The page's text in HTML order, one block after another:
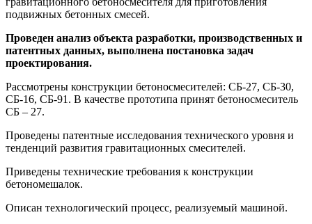
подвижных бетонных смесей.
Проведен анализ объекта разработки, производственных и
патентных данных, выполнена постановка задач
проектирования.
Рассмотрены конструкции бетоносмесителей: СБ-27, СБ-30,
СБ-16, СБ-91. В качестве прототипа принят бетоносмеситель
СБ – 27.
Проведены патентные исследования технического уровня и
тенденций развития гравитационных смесителей.
Приведены технические требования к конструкции
бетономешалок.
Описан технологический процесс, реализуемый машиной.